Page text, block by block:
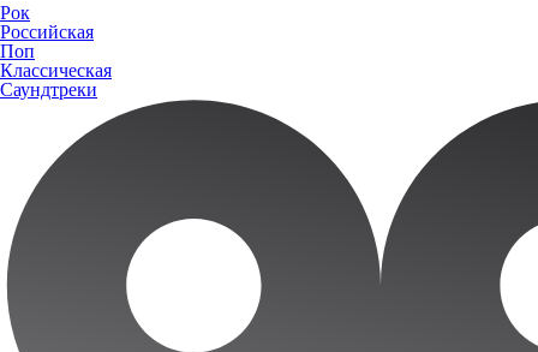
Рок
Российская
Поп
Классическая
Саундтреки